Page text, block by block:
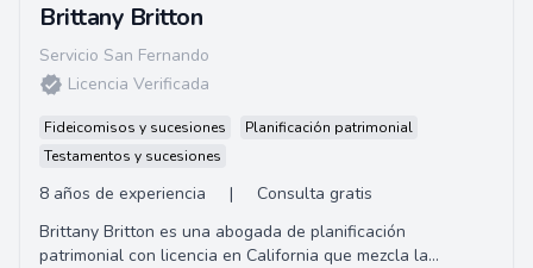
Brittany Britton
Servicio San Fernando
Licencia Verificada
Fideicomisos y sucesiones
Planificación patrimonial
Testamentos y sucesiones
8 años de experiencia |
Consulta gratis
Brittany Britton es una abogada de planificación
patrimonial con licencia en California que mezcla la